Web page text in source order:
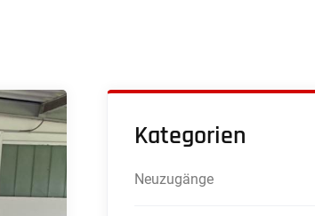
Kategorien
Neuzugänge